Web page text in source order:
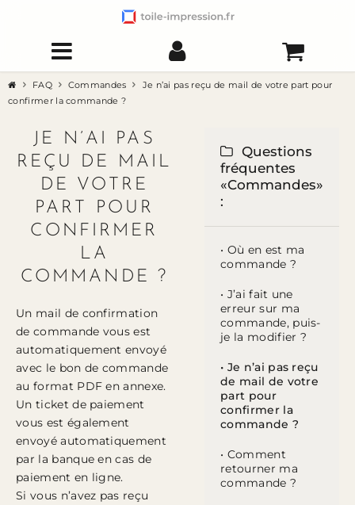
FAQ Commandes
Je n’ai pas reçu de mail de votre part pour
confirmer la commande ?
JE N’AI PAS
REÇU DE MAIL
DE VOTRE
PART POUR
CONFIRMER
LA
COMMANDE ?
Un mail de confirmation
de commande vous est
automatiquement envoyé
avec le bon de commande
au format PDF en annexe.
Un ticket de paiement
vous est également
envoyé automatiquement
par la banque en cas de
paiement en ligne.
Si vous n’avez pas reçu
Questions
fréquentes
«Commandes»
:
• Où en est ma
commande ?
• J’ai fait une
erreur sur ma
commande, puis-
je la modifier ?
• Je n’ai pas reçu
de mail de votre
part pour
confirmer la
commande ?
• Comment
retourner ma
commande ?